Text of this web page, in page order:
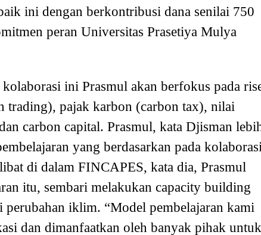
ini dengan berkontribusi dana senilai 750
peran Universitas Prasetiya Mulya
ini Prasmul akan berfokus pada
trading), pajak karbon (carbon tax), nilai
carbon capital. Prasmul, kata Djisman
yang berdasarkan pada kolaborasi
di dalam FINCAPES, kata dia, Prasmul
itu, sembari melakukan capacity building
iklim. “Model pembelajaran kami
dan dimanfaatkan oleh banyak pihak untuk